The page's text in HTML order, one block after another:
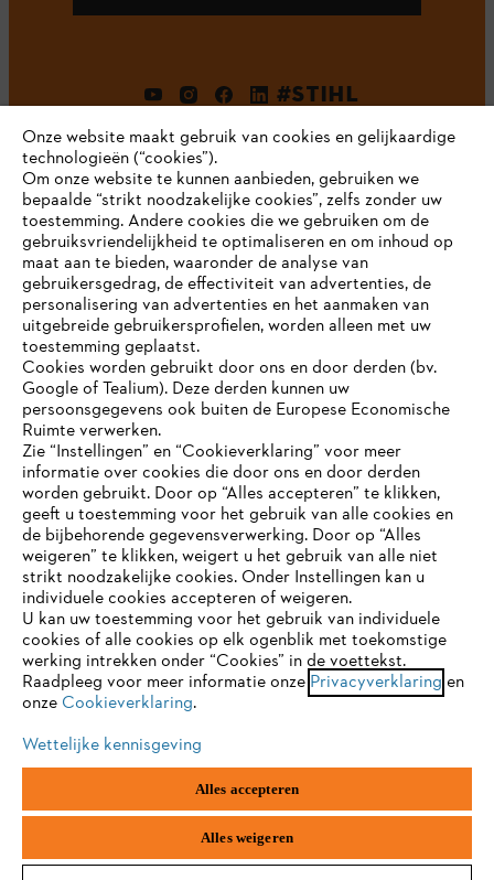
#STIHL
Bedrijf
STIHL FAQ
Contact
Gegevensbescherming Impressum
Cookie-informatie Juridische informatie
ANDREAS STIHL NV, Veurtstraat 117, 2870
België/Belgique
VAT Number: BE 0427.714.768
JE BROWSER WORDT NIET
ONDERSTEUND
Je gebruikt een browser die we nog niet ondersteunen. Om
onze website optimaal te kunnen gebruiken, raden we aan dat
je overschakelt op één van de volgende browsers:
firefox
safari edge
Onze website maakt gebruik van cookies en gelijkaardige
technologieën (“cookies”).
Om onze website te kunnen aanbieden, gebruiken we
bepaalde “strikt noodzakelijke cookies”, zelfs zonder uw
toestemming. Andere cookies die we gebruiken om de
gebruiksvriendelijkheid te optimaliseren en om inhoud op
maat aan te bieden, waaronder de analyse van
gebruikersgedrag, de effectiviteit van advertenties, de
personalisering van advertenties en het aanmaken van
uitgebreide gebruikersprofielen, worden alleen met uw
toestemming geplaatst.
Cookies worden gebruikt door ons en door derden (bv.
Google of Tealium). Deze derden kunnen uw
persoonsgegevens ook buiten de Europese Economische
Ruimte verwerken.
Zie “Instellingen” en “Cookieverklaring” voor meer
informatie over cookies die door ons en door derden
worden gebruikt. Door op “Alles accepteren” te klikken,
geeft u toestemming voor het gebruik van alle cookies en
de bijbehorende gegevensverwerking. Door op “Alles
weigeren” te klikken, weigert u het gebruik van alle niet
strikt noodzakelijke cookies. Onder Instellingen kan u
individuele cookies accepteren of weigeren.
U kan uw toestemming voor het gebruik van individuele
cookies of alle cookies op elk ogenblik met toekomstige
werking intrekken onder “Cookies” in de voettekst.
Raadpleeg voor meer informatie onze Privacyverklaring en
onze Cookieverklaring.
Wettelijke kennisgeving
Alles accepteren
Alles weigeren